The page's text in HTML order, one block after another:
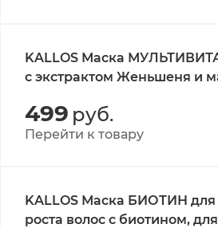
KALLOS Маска
с экстрактом Женьшеня и
499 руб.
Перейти к товару
KALLOS Маска БИОТИН для
роста волос с биотином,